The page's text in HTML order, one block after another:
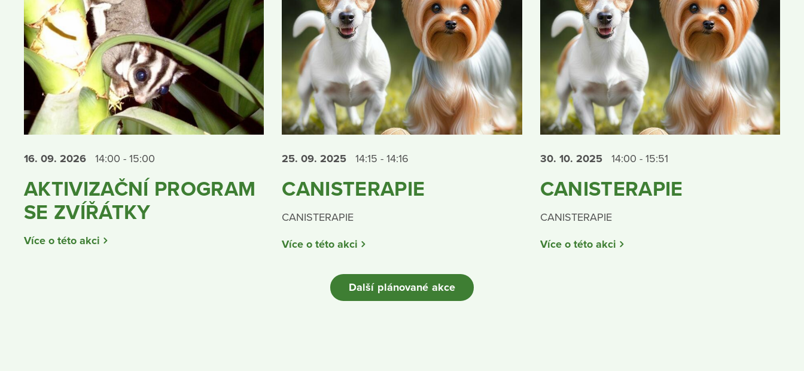
16. 09. 2026 14:00 - 15:00
AKTIVIZAČNÍ PROGRAM
SE ZVÍŘÁTKY
Více o této akci
25. 09.2025 14:15 - 14:16
CANISTERAPIE
CANISTERAPIE
Více o této akci
30. 10. 2025 14:00 - 15:51
CANISTERAPIE
CANISTERAPIE
Více o této akci
Další plánované akce